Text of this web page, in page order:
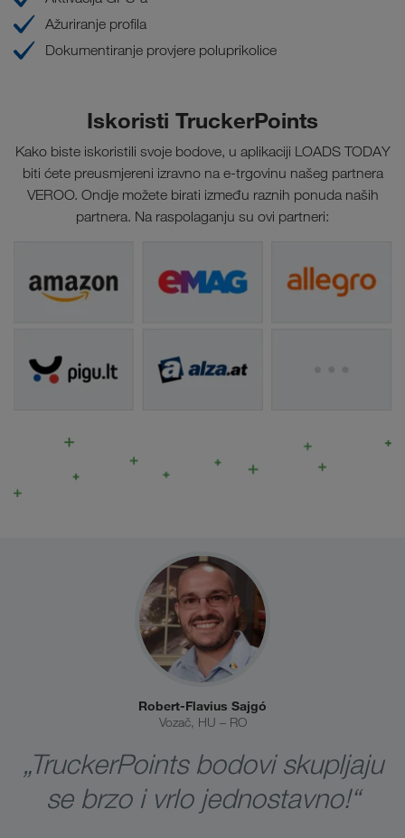
Ažuriranje profila
Dokumentiranje provjere poluprikolice
Iskoristi TruckerPoints
Kako biste iskoristili svoje bodove, u aplikaciji LOADS TODAY
biti ćete preusmjereni izravno na e-trgovinu našeg partnera
VEROO. Ondje možete birati između raznih ponuda naših
partnera. Na raspolaganju su ovi partneri:
Robert-Flavius Sajgó
Vozač, HU – RO
„TruckerPoints bodovi skupljaju
se brzo i vrlo jednostavno!“